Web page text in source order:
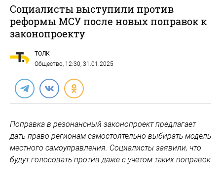
Социалисты выступили против
реформы МСУ после новых поправок к
законопроекту
ТОЛК
Общество, 12:30, 31.01.2025
Поправка в резонансный законопроект предлагает
дать право регионам самостоятельно выбирать модель
местного самоуправления. Социалисты заявили, что
будут голосовать против даже с учетом таких поправок